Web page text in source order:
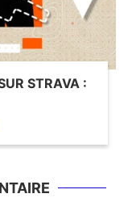
STRAVA :